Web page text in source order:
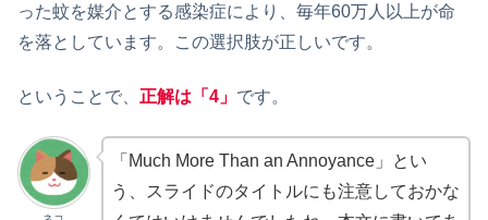
った蚊を媒介とする感染症により、毎年60万人以上が命
を落としています。この選択肢が正しいです。
ということで、 正解は「4」 です。
「Much More Than an Annoyance」とい
う、スライドのタイトルにも注意しておかな